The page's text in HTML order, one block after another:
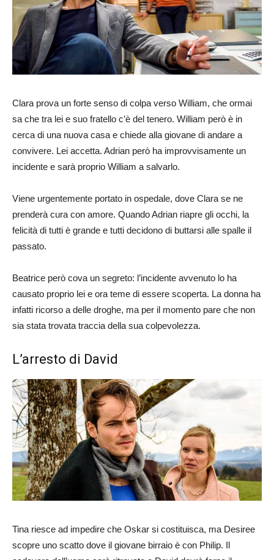
Clara prova un forte senso di colpa verso William, che ormai
sa che tra lei e suo fratello c’è del tenero. William però è in
cerca di una nuova casa e chiede alla giovane di andare a
convivere. Lei accetta. Adrian però ha improvvisamente un
incidente e sarà proprio William a salvarlo.
Viene urgentemente portato in ospedale, dove Clara se ne
prenderà cura con amore. Quando Adrian riapre gli occhi, la
felicità di tutti è grande e tutti decidono di buttarsi alle spalle il
passato.
Beatrice però cova un segreto: l’incidente avvenuto lo ha
causato proprio lei e ora teme di essere scoperta. La donna ha
infatti ricorso a delle droghe, ma per il momento pare che non
sia stata trovata traccia della sua colpevolezza.
L’arresto di David
Tina riesce ad impedire che Oskar si costituisca, ma Desiree
scopre uno scatto dove il giovane birraio è con Philip. Il